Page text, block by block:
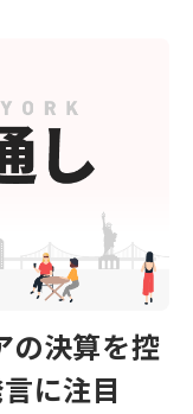
の決算を控
に注目